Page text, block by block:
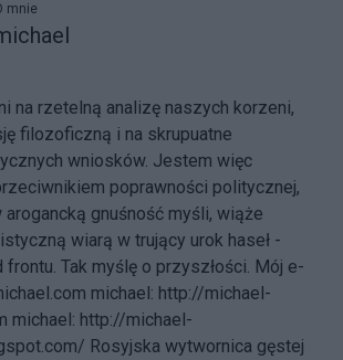
mnie
na rzetelną analizę naszych korzeni,
filozoficzną i na skrupuatne
wniosków. Jestem więc
poprawności politycznej,
arogancką gnuśność myśli, wiąże
wiarą w trujący urok haseł -
Tak myślę o przyszłości. Mój e-
michael: http://michael-
michael: http://michael-
Rosyjska wytwornica gęstej